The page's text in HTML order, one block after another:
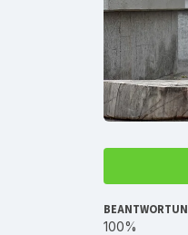
100%